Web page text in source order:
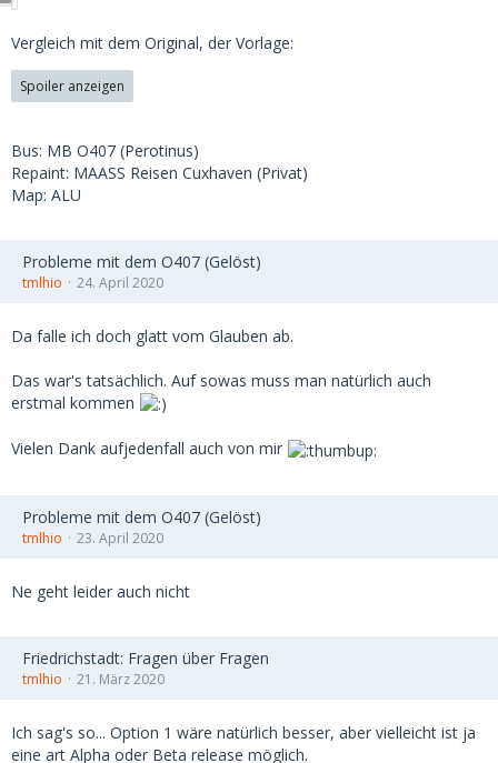
Vergleich mit dem Original, der Vorlage:
Spoiler anzeigen
Bus: MB O407 (Perotinus)
Repaint: MAASS Reisen Cuxhaven (Privat)
Map: ALU
Probleme mit dem O407 (Gelöst)
tmlhio 24. April 2020
Da falle ich doch glatt vom Glauben ab.
Das war's tatsächlich. Auf sowas muss man natürlich auch
erstmal kommen
Vielen Dank aufjedenfall auch von mir
Probleme mit dem O407 (Gelöst)
tmlhio 23. April 2020
Ne geht leider auch nicht
Friedrichstadt: Fragen über Fragen
tmlhio 21. März 2020
Ich sag's so... Option 1 wäre natürlich besser, aber vielleicht ist ja
eine art Alpha oder Beta release möglich.